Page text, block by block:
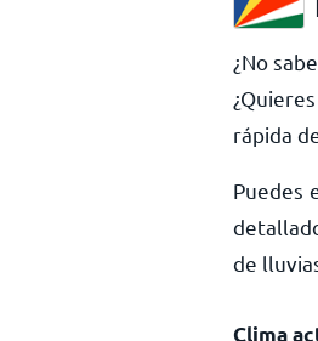
¿No
rápida
Puedes
de
Clima